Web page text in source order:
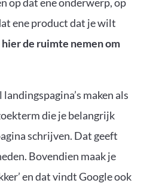
ene product dat je wilt
de ruimte nemen om
maken als
die je belangrijk
schrijven. Dat geeft
Bovendien maak je
en dat vindt Google ook